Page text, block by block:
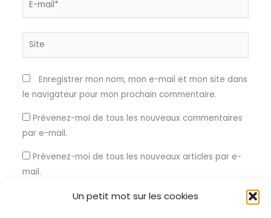
Un petit mot sur les cookies
Site
Enregistrer mon nom, mon e-mail et mon site dans
le navigateur pour mon prochain commentaire.
Prévenez-moi de tous les nouveaux commentaires
par e-mail.
Prévenez-moi de tous les nouveaux articles par e-
mail.